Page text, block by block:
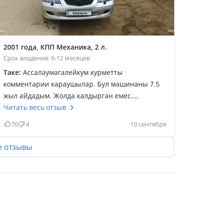
2001 года, КПП Механика, 2 л.
Срок владения: 6-12 месяцев
Таке: Ассалаумагалейкум курметты
комментарии караушылар. Бул машинаны 7.5
жыл айдадым. Жолда калдырган емес.
Универсал барлык машина ададым, бирак
маздага жететины жок екен. Канша машинам
болсада мазданы сагынамын. Жане алсам ба
Читать весь отзыв
76 4 10 сентября
отзывы